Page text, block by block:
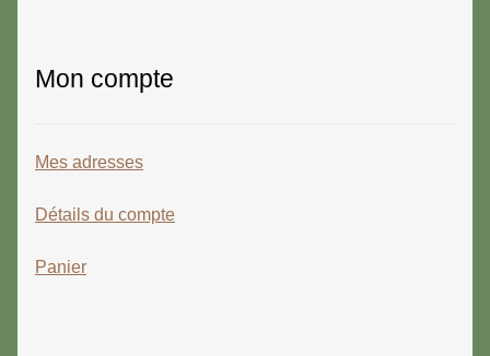
Mon compte
Mes adresses
Détails du compte
Panier